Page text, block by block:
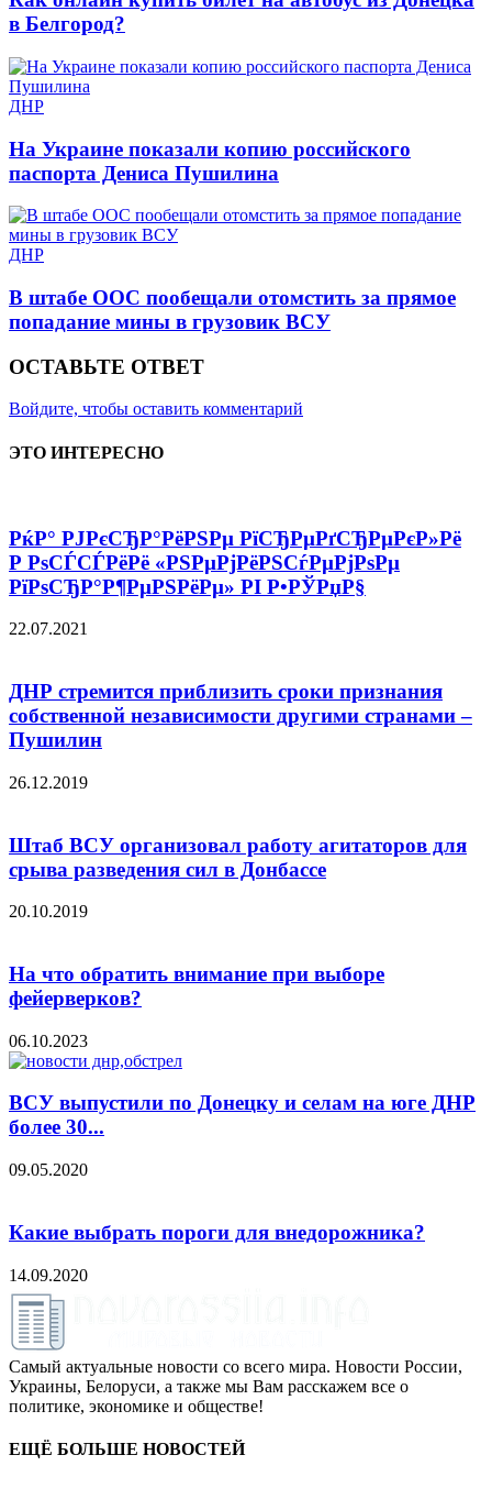
в Белгород?
ДНР
На Украине показали копию российского
паспорта Дениса Пушилина
ДНР
В штабе ООС пообещали отомстить за прямое
попадание мины в грузовик ВСУ
ОСТАВЬТЕ ОТВЕТ
Войдите, чтобы оставить комментарий
ЭТО ИНТЕРЕСНО
РќР° РЈРєСЂР°РёРЅРµ РїСЂРµРґСЂРµРєР»Рё
Р РѕСЃСЃРёРё «РЅРµРјРёРЅСѓРµРјРѕРµ
РїРѕСЂР°Р¶РµРЅРёРµ» РІ Р•РЎРџР§
22.07.2021
ДНР стремится приблизить сроки признания
собственной независимости другими странами –
Пушилин
26.12.2019
Штаб ВСУ организовал работу агитаторов для
срыва разведения сил в Донбассе
20.10.2019
На что обратить внимание при выборе
фейерверков?
06.10.2023
ВСУ выпустили по Донецку и селам на юге ДНР
более 30...
09.05.2020
Какие выбрать пороги для внедорожника?
14.09.2020
Самый актуальные новости со всего мира. Новости России,
Украины, Белоруси, а также мы Вам расскажем все о
политике, экономике и обществе!
ЕЩЁ БОЛЬШЕ НОВОСТЕЙ